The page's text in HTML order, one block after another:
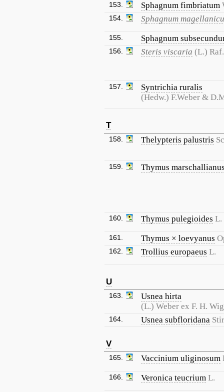
153. Sphagnum fimbriatum
154. Sphagnum
155. Sphagnum
156. Steris viscaria (L.) Raf.
157.
Syntrichia ruralis
(Hedw.) F.Weber &
T
158. Thelypteris palustris
159. Thymus
160. Thymus pulegioides L.
161. Thymus × loevyanus
162. Trollius europaeus L.
U
163.
Usnea hirta
(L.) Weber ex F. H.
164. Usnea subfloridana
V
165. Vaccinium uliginosum
166. Veronica teucrium L.